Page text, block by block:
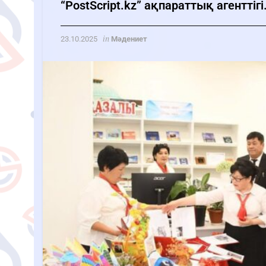
“PostScript.kz” ақпараттық
23.10.2025 in Мәдениет